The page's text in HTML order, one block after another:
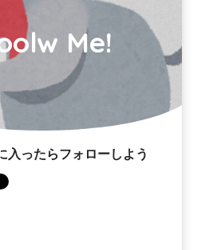
Me!
入ったらフォローしよう